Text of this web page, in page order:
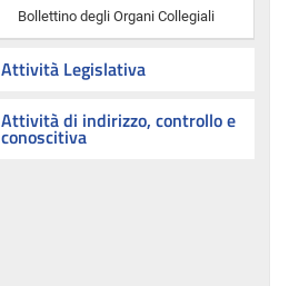
Bollettino degli Organi Collegiali
Attività Legislativa
Attività di indirizzo, controllo e
conoscitiva